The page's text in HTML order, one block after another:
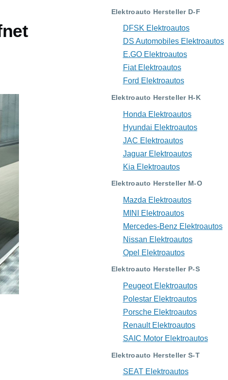
Elektroauto Hersteller D-F
DFSK Elektroautos
DS Automobiles Elektroautos
E.GO Elektroautos
Fiat Elektroautos
Ford Elektroautos
Elektroauto Hersteller H-K
Honda Elektroautos
Hyundai Elektroautos
JAC Elektroautos
Jaguar Elektroautos
Kia Elektroautos
Elektroauto Hersteller M-O
Mazda Elektroautos
MINI Elektroautos
Mercedes-Benz Elektroautos
Nissan Elektroautos
Opel Elektroautos
Elektroauto Hersteller P-S
Peugeot Elektroautos
Polestar Elektroautos
Porsche Elektroautos
Renault Elektroautos
SAIC Motor Elektroautos
Elektroauto Hersteller S-T
SEAT Elektroautos